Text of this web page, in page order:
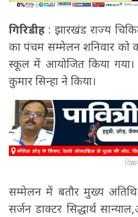
गिरिडीह : झारखंड राज्य
का पंचम सम्मेलन शनिवार को
स्कूल में आयोजित किया गया।
कुमार सिन्हा ने किया।
सम्मेलन में बतौर मुख्य
सर्जन डाक्टर सिद्धार्थ